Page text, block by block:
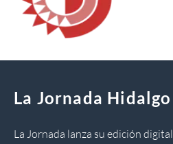
La Jornada Hidalgo
La Jornada lanza su edición